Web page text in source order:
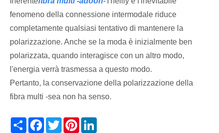
fenomeno della connessione intermodale riduce
completamente qualsiasi tentativo di mantenere la
polarizzazione. Anche se la moda è inizialmente ben
polarizzata, quando interagisce con un altro modo,
l'energia verrà trasmessa a questo modo.
Pertanto, la conservazione della polarizzazione della
fibra multi -sea non ha senso.
Share Facebook
TwitterPinterest